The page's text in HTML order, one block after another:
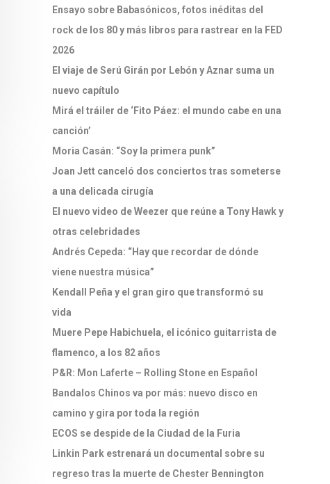
Ensayo sobre Babasónicos, fotos inéditas del
rock de los 80 y más libros para rastrear en la FED
2026
El viaje de Serú Girán por Lebón y Aznar suma un
nuevo capítulo
Mirá el tráiler de ‘Fito Páez: el mundo cabe en una
canción’
Moria Casán: “Soy la primera punk”
Joan Jett canceló dos conciertos tras someterse
a una delicada cirugía
El nuevo video de Weezer que reúne a Tony Hawk y
otras celebridades
Andrés Cepeda: “Hay que recordar de dónde
viene nuestra música”
Kendall Peña y el gran giro que transformó su
vida
Muere Pepe Habichuela, el icónico guitarrista de
flamenco, a los 82 años
P&R: Mon Laferte – Rolling Stone en Español
Bandalos Chinos va por más: nuevo disco en
camino y gira por toda la región
ECOS se despide de la Ciudad de la Furia
Linkin Park estrenará un documental sobre su
regreso tras la muerte de Chester Bennington